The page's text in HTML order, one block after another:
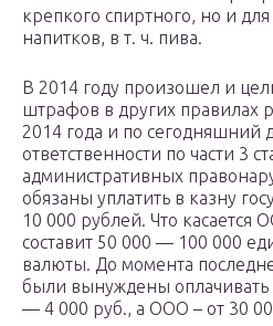
крепкого спиртного, но и
напитков, в т. ч. пива.
В 2014 году произошел и
штрафов в других правилах
2014 года и по сегодняшний
ответственности по части 3
административных
обязаны уплатить в казну
10 000 рублей. Что касается
составит 50 000 — 100 000
валюты. До момента
были вынуждены
— 4 000 руб., а ООО – от 30